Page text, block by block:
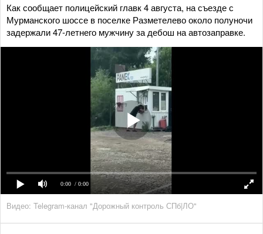
Как сообщает полицейский главк 4 августа, на съезде с
Мурманского шоссе в поселке Разметелево около полуночи
задержали 47-летнего мужчину за дебош на автозаправке.
0:00 / 0:00
Видео: Telegram-канал "Дорожный контроль СПб|ЛО"